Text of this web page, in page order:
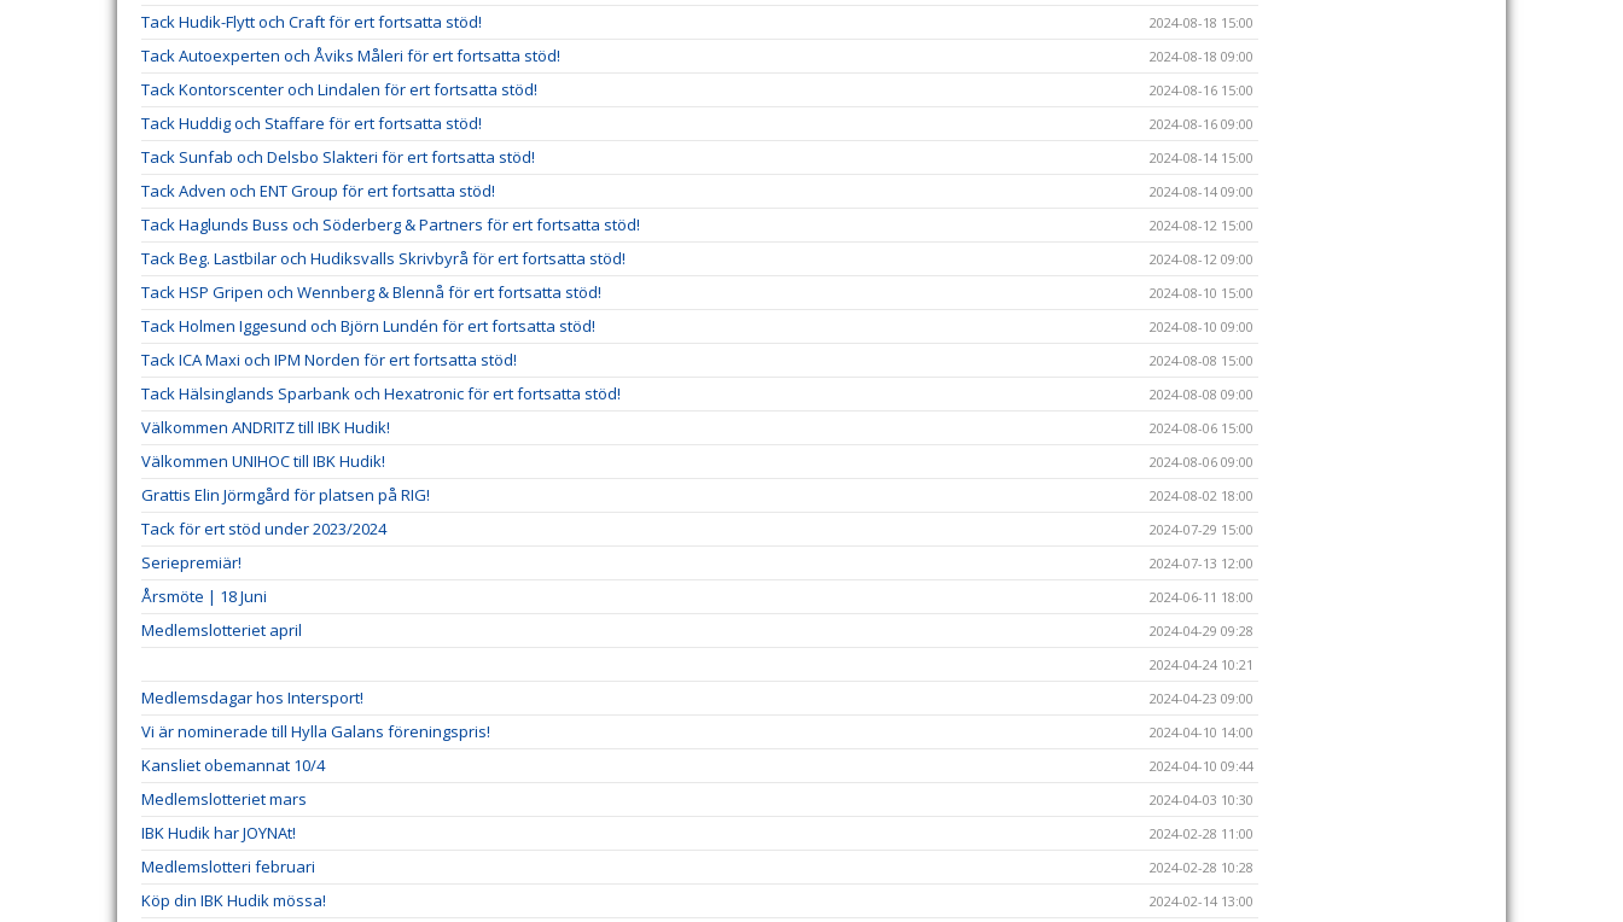
Tack Hudik-Flytt och Craft för ert fortsatta stöd! 2024-08-18 15:00
Tack Autoexperten och Åviks Måleri för ert fortsatta stöd! 2024-08-18 09:00
Tack Kontorscenter och Lindalen för ert fortsatta stöd! 2024-08-16 15:00
Tack Huddig och Staffare för ert fortsatta stöd! 2024-08-16 09:00
Tack Sunfab och Delsbo Slakteri för ert fortsatta stöd! 2024-08-14 15:00
Tack Adven och ENT Group för ert fortsatta stöd! 2024-08-14 09:00
Tack Haglunds Buss och Söderberg & Partners för ert fortsatta stöd! 2024-08-12 15:00
Tack Beg. Lastbilar och Hudiksvalls Skrivbyrå för ert fortsatta stöd! 2024-08-12 09:00
Tack HSP Gripen och Wennberg & Blennå för ert fortsatta stöd! 2024-08-10 15:00
Tack Holmen Iggesund och Björn Lundén för ert fortsatta stöd! 2024-08-10 09:00
Tack ICA Maxi och IPM Norden för ert fortsatta stöd! 2024-08-08 15:00
Tack Hälsinglands Sparbank och Hexatronic för ert fortsatta stöd! 2024-08-08 09:00
Välkommen ANDRITZ till IBK Hudik! 2024-08-06 15:00
Välkommen UNIHOC till IBK Hudik! 2024-08-06 09:00
Grattis Elin Jörmgård för platsen på RIG! 2024-08-02 18:00
Tack för ert stöd under 2023/2024 2024-07-29 15:00
Seriepremiär! 2024-07-13 12:00
Årsmöte | 18 Juni 2024-06-11 18:00
Medlemslotteriet april
2024-04-29 09:28
2024-04-24 10:21
Medlemsdagar hos Intersport! 2024-04-23 09:00
Vi är nominerade till Hylla Galans föreningspris! 2024-04-10 14:00
Kansliet obemannat 10/4 2024-04-10 09:44
Medlemslotteriet mars 2024-04-03 10:30
IBK Hudik har JOYNAt! 2024-02-28 11:00
Medlemslotteri februari 2024-02-28 10:28
Köp din IBK Hudik mössa! 2024-02-14 13:00